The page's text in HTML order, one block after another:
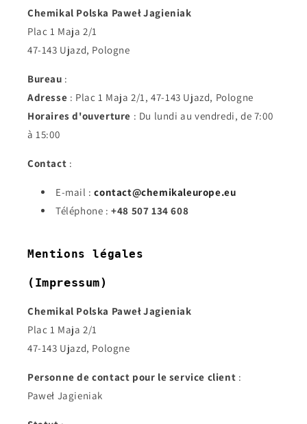
Chemikal Polska Paweł Jagieniak
Plac 1 Maja 2/1
47-143 Ujazd, Pologne
Bureau :
Adresse : Plac 1 Maja 2/1, 47-143 Ujazd, Pologne
Horaires d'ouverture : Du lundi au vendredi, de 7:00
à 15:00
Contact :
E-mail :contact@chemikaleurope.eu
Téléphone :+48 507 134 608
Mentions légales
(Impressum)
Chemikal Polska Paweł Jagieniak
Plac 1 Maja 2/1
47-143 Ujazd, Pologne
Personne de contact pour le service client :
Paweł Jagieniak